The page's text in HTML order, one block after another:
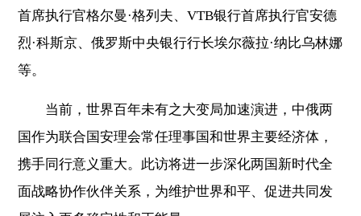
首席执行官格尔曼·格列夫、VTB银行首席执行官安德
烈·科斯京、俄罗斯中央银行行长埃尔薇拉·纳比乌林娜
等。
当前，世界百年未有之大变局加速演进，中俄两
国作为联合国安理会常任理事国和世界主要经济体，
携手同行意义重大。此访将进一步深化两国新时代全
面战略协作伙伴关系，为维护世界和平、促进共同发